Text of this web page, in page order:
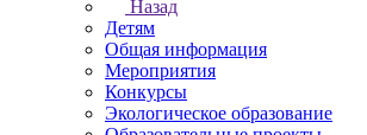
Назад
Детям
Общая информация
Мероприятия
Конкурсы
Экологическое образование